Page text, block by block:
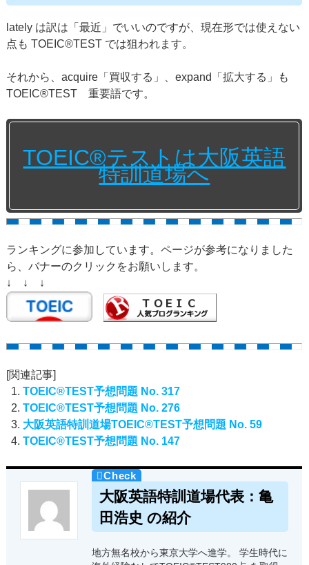
lately は訳は「最近」でいいのですが、現在形では使えない
点も TOEIC®TEST では狙われます。
それから、acquire「買収する」、expand「拡大する」も
TOEIC®TEST 重要語です。
TOEIC®テストは大阪英語
特訓道場へ
ランキングに参加しています。ページが参考になりました
ら、バナーのクリックをお願いします。
↓ ↓ ↓
[関連記事]
TOEIC®TEST予想問題 No. 317
TOEIC®TEST予想問題 No. 276
大阪英語特訓道場TOEIC®TEST予想問題 No. 59
TOEIC®TEST予想問題 No. 147
大阪英語特訓道場代表：亀
田浩史 の紹介
地方無名校から東京大学へ進学。 学生時代に